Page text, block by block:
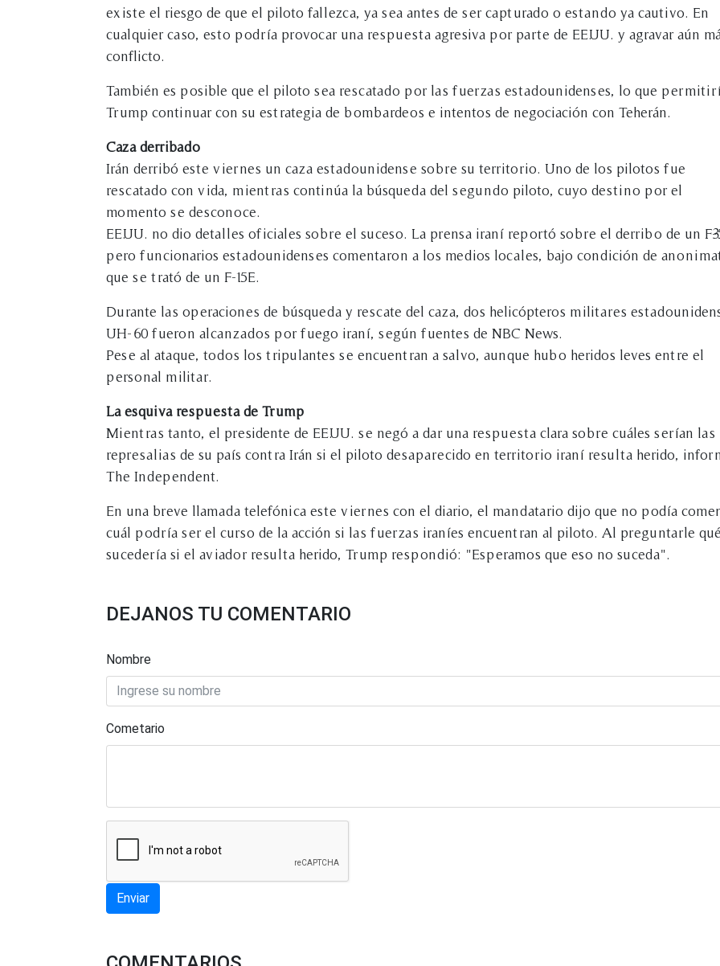
existe el riesgo de que el piloto fallezca, ya sea antes de ser capturado o estando ya cautivo. En
cualquier caso, esto podría provocar una respuesta agresiva por parte de EE.UU. y agravar aún
conflicto.
También es posible que el piloto sea rescatado por las fuerzas estadounidenses, lo que
Trump continuar con su estrategia de bombardeos e intentos de negociación con Teherán.
Caza derribado
Irán derribó este viernes un caza estadounidense sobre su territorio. Uno de los pilotos fue
rescatado con vida, mientras continúa la búsqueda del segundo piloto, cuyo destino por el
momento se desconoce.
EE.UU. no dio detalles oficiales sobre el suceso. La prensa iraní reportó sobre el derribo de un F-
pero funcionarios estadounidenses comentaron a los medios locales, bajo condición de
que se trató de un F-15E.
Durante las operaciones de búsqueda y rescate del caza, dos helicópteros militares
UH-60 fueron alcanzados por fuego iraní, según fuentes de NBC News.
Pese al ataque, todos los tripulantes se encuentran a salvo, aunque hubo heridos leves entre el
personal militar.
La esquiva respuesta de Trump
Mientras tanto, el presidente de EE.UU. se negó a dar una respuesta clara sobre cuáles serían las
represalias de su país contra Irán si el piloto desaparecido en territorio iraní resulta herido,
The Independent.
En una breve llamada telefónica este viernes con el diario, el mandatario dijo que no podía
cuál podría ser el curso de la acción si las fuerzas iraníes encuentran al piloto. Al preguntarle qué
sucedería si el aviador resulta herido, Trump respondió: "Esperamos que eso no suceda".
DEJANOS TU COMENTARIO
Nombre
Cometario
Enviar